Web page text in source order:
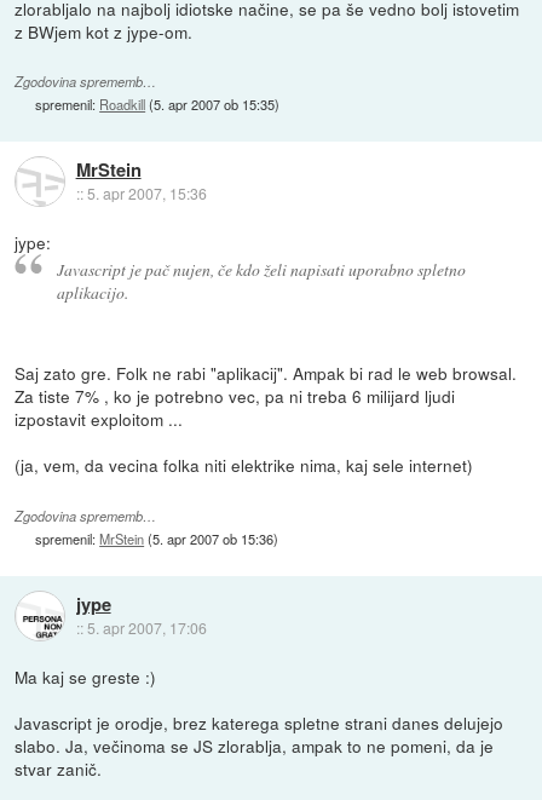
zlorabljalo na najbolj idiotske načine, se pa še vedno bolj istovetim
z BWjem kot z jype-om.
Zgodovina sprememb…
spremenil: Roadkill(5. apr 2007 ob 15:35)
MrStein
::5. apr 2007, 15:36
jype:
Javascript je pač nujen, če kdo želi napisati uporabno spletno
aplikacijo.
Saj zato gre. Folk ne rabi "aplikacij". Ampak bi rad le web browsal.
Za tiste 7% , ko je potrebno vec, pa ni treba 6 milijard ljudi
izpostavit exploitom ...
(ja, vem, da vecina folka niti elektrike nima, kaj sele internet)
Zgodovina sprememb…
spremenil:MrStein(5. apr 2007 ob 15:36)
jype
:: 5. apr 2007, 17:06
Ma kaj se greste :)
Javascript je orodje, brez katerega spletne strani danes delujejo
slabo. Ja, večinoma se JS zlorablja, ampak to ne pomeni, da je
stvar zanič.